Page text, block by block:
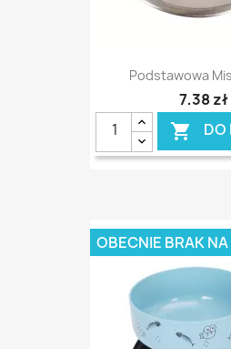
Podstawowa
7,38 zł
 DO
OBECNIE BRAK